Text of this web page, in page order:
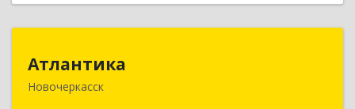
Атлантика
Новочеркасск346428, Ростовская обл, Новочеркасск г,